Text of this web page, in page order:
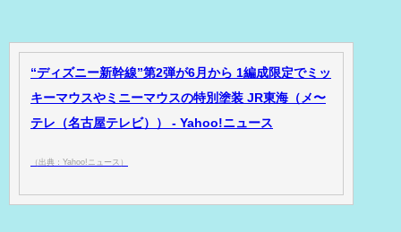
“ディズニー新幹線”第2弾が6月から 1編成限定でミッ
キーマウスやミニーマウスの特別塗装 JR東海（メ〜
テレ（名古屋テレビ）） - Yahoo!ニュース
（出典：Yahoo!ニュース）